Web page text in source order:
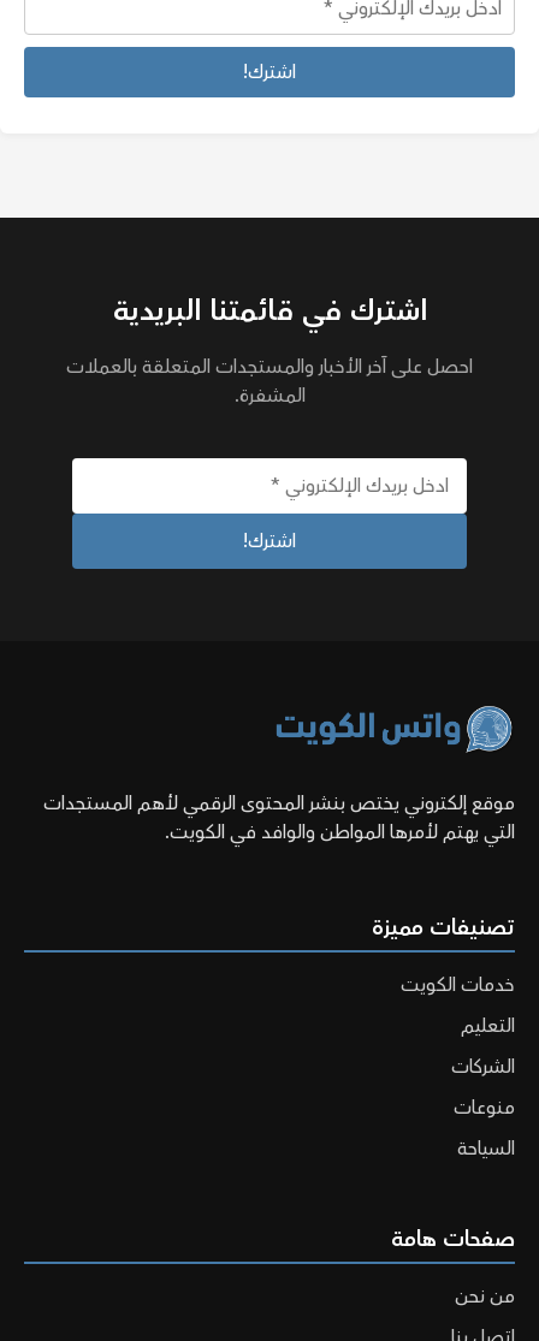
اشترك في قائمتنا البريدية
احصل على آخر الأخبار والمستجدات المتعلقة بالعملات
المشفرة.
موقع إلكتروني يختص بنشر المحتوى الرقمي لأهم المستجدات
التي يهتم لأمرها المواطن والوافد في الكويت.
تصنيفات مميزة
خدمات الكويت
التعليم
الشركات
منوعات
السياحة
صفحات هامة
من نحن